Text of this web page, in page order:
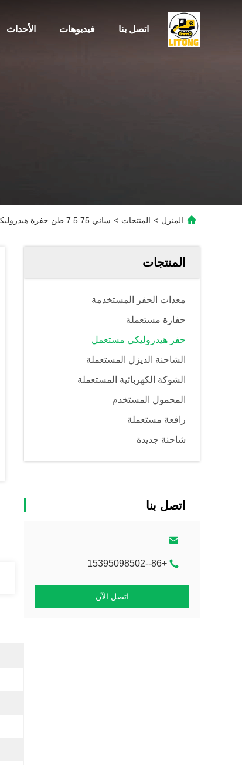
الأحداث فيديوهات اتصل بنا
المنزل > المنتجات > ساني 75 7.5 طن حفرة هيدروليكية مستعملة حفرة زحفية ذات سعة صغيرة مستخدمة
المنتجات
معدات الحفر المستخدمة
حفارة مستعملة
حفر هيدروليكي مستعمل
الشاحنة الديزل المستعملة
الشوكة الكهربائية المستعملة
المحمول المستخدم
رافعة مستعملة
شاحنة جديدة
اتصل بنا
+86--15395098502
اتصل الآن